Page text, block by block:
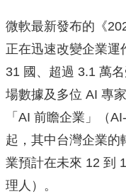
微軟最新發布的《
正在迅速改變企業運
31 國、超過 3.1 萬
場數據及多位 AI 專
「AI 前瞻企業」（
起，其中台灣企業的
業預計在未來 12 到
理人）。